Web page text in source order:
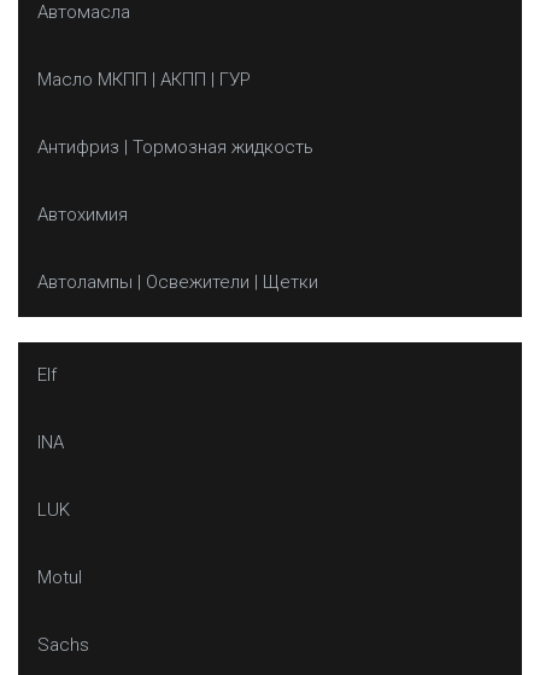
Автомасла
Масло МКПП | АКПП | ГУР
Антифриз | Тормозная жидкость
Автохимия
Автолампы | Освежители | Щетки
Elf
INA
LUK
Motul
Sachs